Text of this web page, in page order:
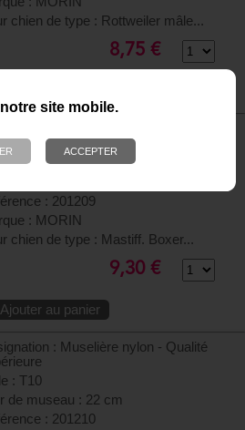
site mobile.
chien de type : Rottweiler mâle...
8,75 €
: T8
: 201209
: MORIN
chien de type : Mastiff. Boxer...
9,30 €
Ajouter au panier
: Muselière nylon - Qualité
: T10
de museau : 22 cm
: 201210